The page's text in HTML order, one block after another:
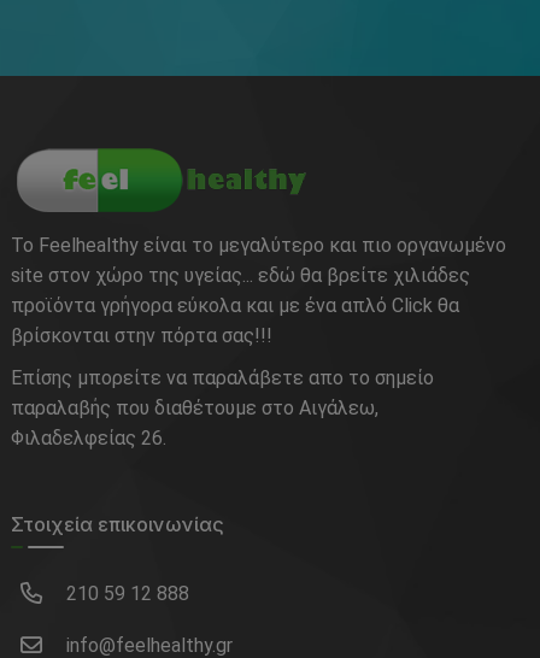
Το Feelhealthy είναι το μεγαλύτερο και πιο οργανωμένο
site στον χώρο της υγείας... εδώ θα βρείτε χιλιάδες
προϊόντα γρήγορα εύκολα και με ένα απλό Click θα
βρίσκονται στην πόρτα σας!!!
Επίσης μπορείτε να παραλάβετε απο το σημείο
παραλαβής που διαθέτουμε στο Αιγάλεω,
Φιλαδελφείας 26.
Στοιχεία επικοινωνίας
210 59 12 888
info@feelhealthy.gr